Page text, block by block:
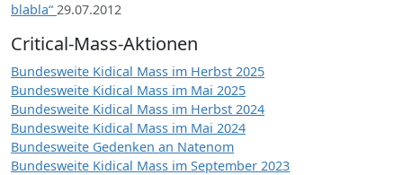
blabla“ 29.07.2012
Critical-Mass-Aktionen
Bundesweite Kidical Mass im Herbst 2025
Bundesweite Kidical Mass im Mai 2025
Bundesweite Kidical Mass im Herbst 2024
Bundesweite Kidical Mass im Mai 2024
Bundesweite Gedenken an Natenom
Bundesweite Kidical Mass im September 2023